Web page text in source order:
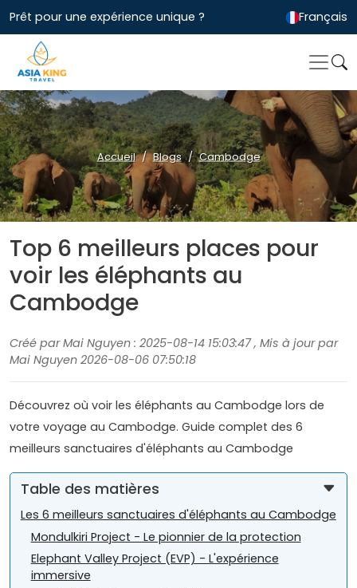
Prêt pour une expérience unique ? Français
Accueil Blogs Cambodge
Top 6 meilleurs places pour
voir les éléphants au
Cambodge
Créé par Mai Nguyen : 2025-08-14 15:03:47 , Mis à jour par
Mai Nguyen 2026-08-06 07:50:18
Découvrez où voir les éléphants au Cambodge lors de
votre voyage au Cambodge. Guide complet des 6
meilleurs sanctuaires d'éléphants au Cambodge
Table des matières
Les 6 meilleurs sanctuaires d'éléphants au Cambodge
Mondulkiri Project - Le pionnier de la protection
Elephant Valley Project (EVP) - L'expérience
immersive